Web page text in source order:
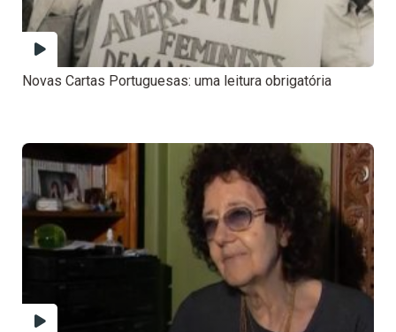
Novas Cartas Portuguesas: uma leitura obrigatória